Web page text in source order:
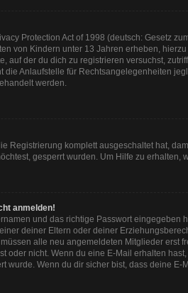
Protection Act of 1998 (deutsch: Gesetz
von Kindern unter 13 Jahren erheben,
auf der du dich zu registrieren versuchst,
Anlaufstelle für Rechtsangelegenheiten
werden.
Registrierung komplett ausgeschaltet hat,
gesperrt wurden. Um Hilfe zu erhalten,
anmelden!
und das richtige Passwort eingegeben
deiner Eltern oder deiner
alle neu angemeldeten Mitglieder erst
oder nicht. Wenn du eine E-Mail erhalten
wurde. Wenn du dir sicher bist, dass deine